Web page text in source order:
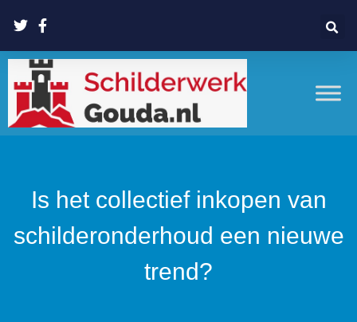
Is het collectief inkopen van
schilderonderhoud een nieuwe
trend?